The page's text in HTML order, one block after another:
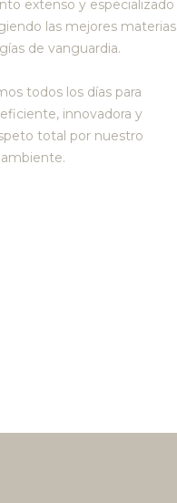
extenso y especializado
las mejores materias
de vanguardia.
todos los días para
innovadora y
total por nuestro